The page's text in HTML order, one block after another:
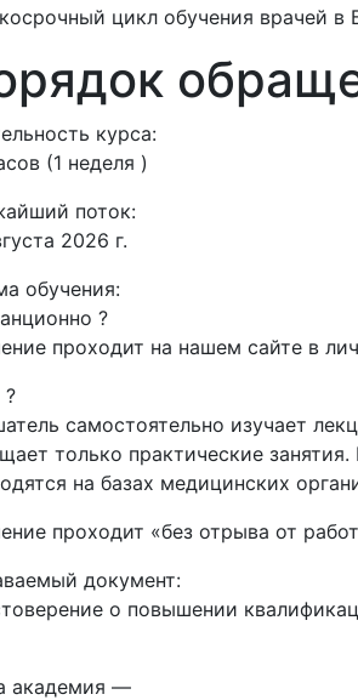
цикл обучения врачей в
курса:
(1 неделя )
поток:
2026 г.
обучения:
?
проходит на нашем сайте в
?
самостоятельно изучает
только практические
на базах медицинских
проходит «без отрыва от
документ:
о повышении
академия —